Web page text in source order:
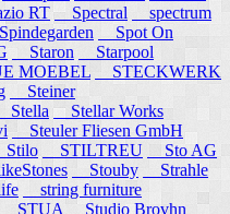
RT Spectral
spectrum
Spot On
Staron
Starpool
MOEBEL
STECKWERK
Steiner
Stella Stellar Works
Steuler Fliesen GmbH
STILTREU
Sto AG
Stouby
Strahle
string furniture
STUA
Studio Brovhn